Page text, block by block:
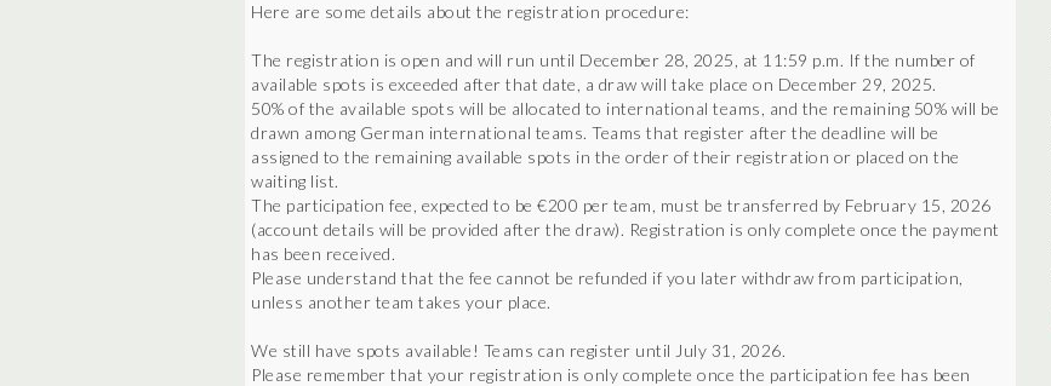
Here are some details about the registration procedure:
The registration is open and will run until December 28, 2025, at 11:59 p.m. If the number of
available spots is exceeded after that date, a draw will take place on December 29, 2025.
50% of the available spots will be allocated to international teams, and the remaining 50% will be
drawn among German international teams. Teams that register after the deadline will be
assigned to the remaining available spots in the order of their registration or placed on the
waiting list.
The participation fee, expected to be €200 per team, must be transferred by February 15, 2026
(account details will be provided after the draw). Registration is only complete once the payment
has been received.
Please understand that the fee cannot be refunded if you later withdraw from participation,
unless another team takes your place.
We still have spots available! Teams can register until July 31, 2026.
Please remember that your registration is only complete once the participation fee has been